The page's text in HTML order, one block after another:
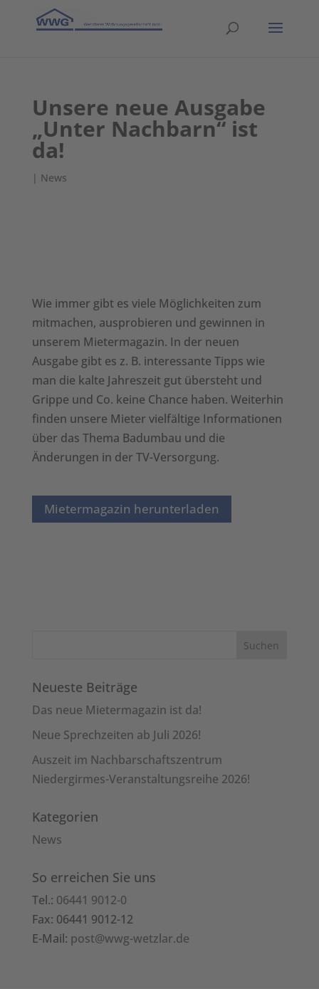
Unsere neue Ausgabe
„Unter Nachbarn“ ist
da!
| News
Wie immer gibt es viele Möglichkeiten zum
mitmachen, ausprobieren und gewinnen in
unserem Mietermagazin. In der neuen
Ausgabe gibt es z. B. interessante Tipps wie
man die kalte Jahreszeit gut übersteht und
Grippe und Co. keine Chance haben. Weiterhin
finden unsere Mieter vielfältige Informationen
über das Thema Badumbau und die
Änderungen in der TV-Versorgung.
Mietermagazin herunterladen
Neueste Beiträge
Das neue Mietermagazin ist da!
Neue Sprechzeiten ab Juli 2026!
Auszeit im Nachbarschaftszentrum
Niedergirmes-Veranstaltungsreihe 2026!
Kategorien
News
So erreichen Sie uns
Tel.: 06441 9012-0
Fax: 06441 9012-12
E-Mail: post@wwg-wetzlar.de